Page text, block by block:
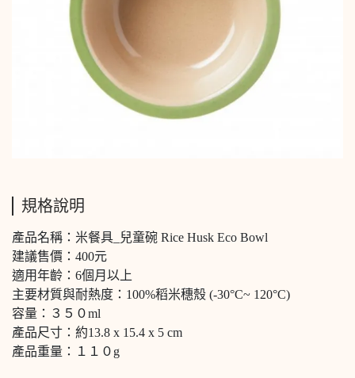
規格說明
產品名稱：米餐具_兒童碗 Rice Husk Eco Bowl
建議售價：400元
適用年齡：6個月以上
主要材質與耐熱度：100%稻米穗殼 (-30°C~ 120°C)
容量：３５０ml
產品尺寸：約13.8 x 15.4 x 5 cm
產品重量：１１０g